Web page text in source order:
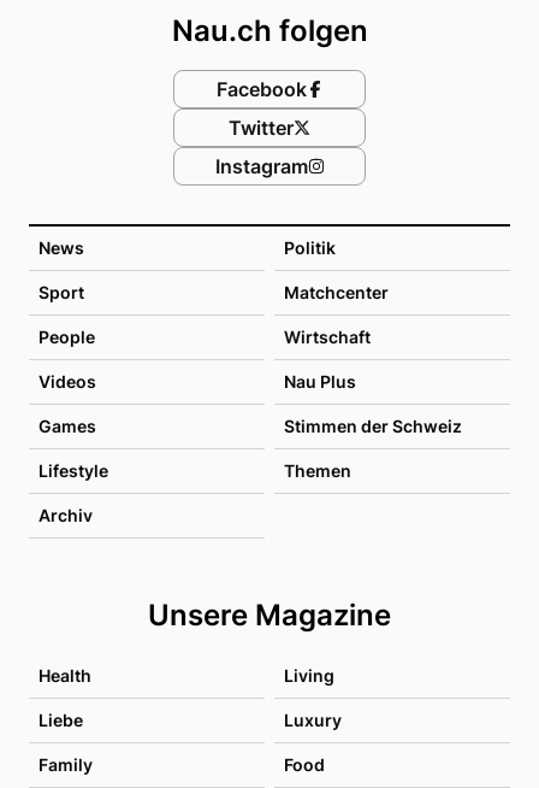
News Politik
Sport Matchcenter
People Wirtschaft
Videos Nau Plus
Games Stimmen der Schweiz
Lifestyle Themen
Archiv
Unsere Magazine
Health Living
Liebe Luxury
Family Food
Nau.ch folgen
Facebook
Twitter
Instagram